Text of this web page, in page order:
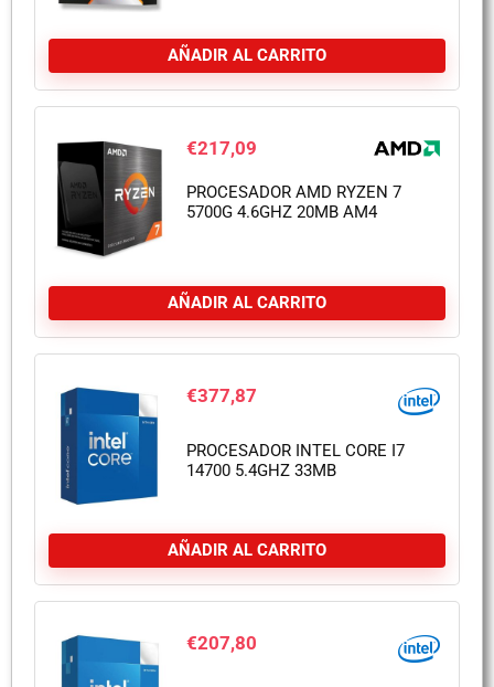
AÑADIR AL CARRITO
€217,09
PROCESADOR AMD RYZEN 7
5700G 4.6GHZ 20MB AM4
AÑADIR AL CARRITO
€377,87
PROCESADOR INTEL CORE I7
14700 5.4GHZ 33MB
AÑADIR AL CARRITO
€207,80